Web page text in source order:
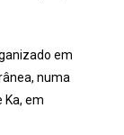
em
numa
Ka, em